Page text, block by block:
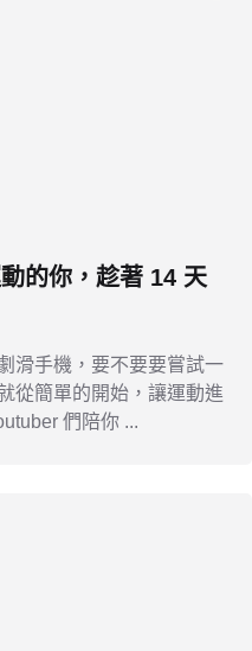
的你，趁著 14 天
滑手機，要不要要嘗試一
從簡單的開始，讓運動進
們陪你 ...